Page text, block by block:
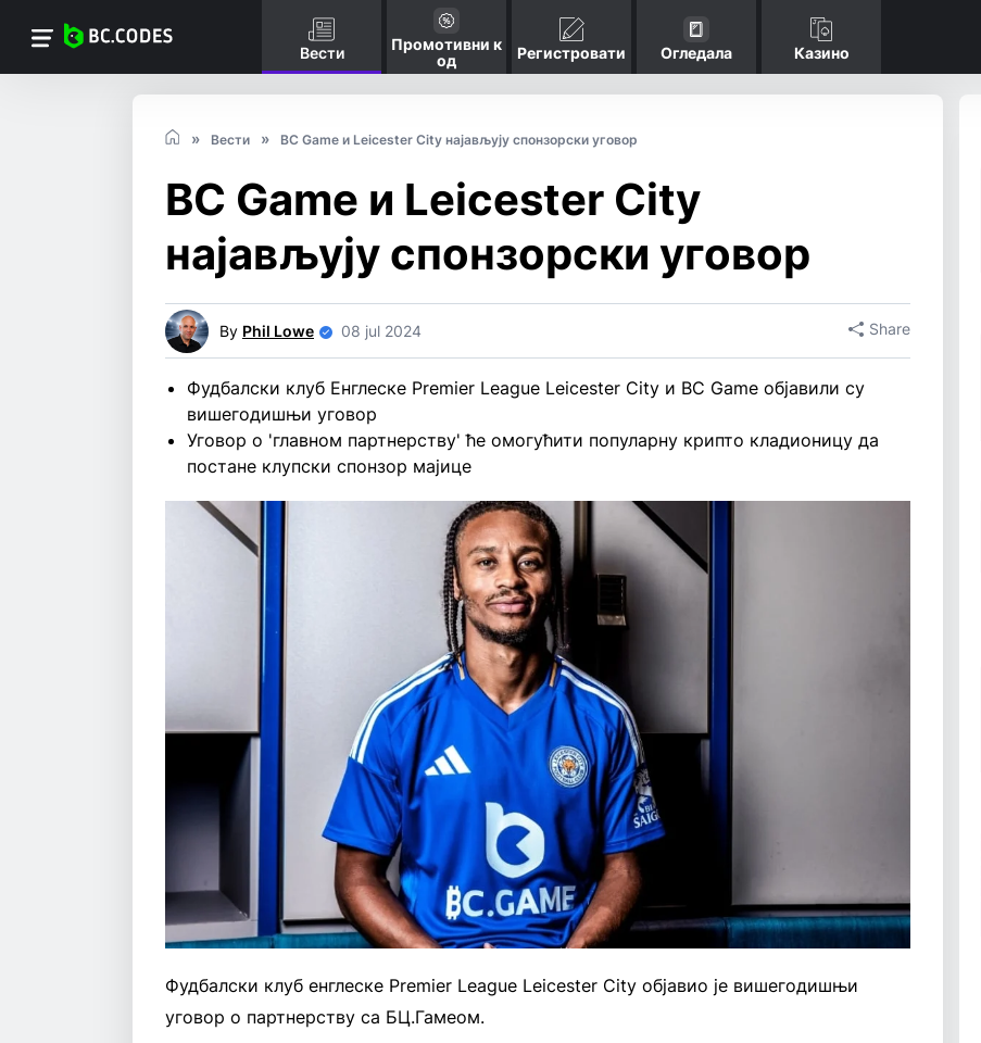
Вести
Промотивни к
од
Регистровати Огледала Казино
Вести BC Game и Leicester City најављују спонзорски уговор
BC Game и Leicester City
најављују спонзорски уговор
By Phil Lowe 08 jul 2024 Share
Фудбалски клуб Енглеске Premier League Leicester City и BC Game објавили су
вишегодишњи уговор
Уговор о 'главном партнерству' ће омогућити популарну крипто кладионицу да
постане клупски спонзор мајице
Фудбалски клуб енглеске Premier League Leicester City објавио је вишегодишњи
уговор о партнерству са БЦ.Гамеом.